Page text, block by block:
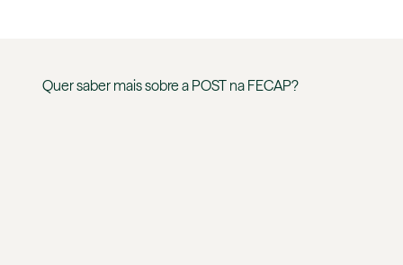
Quer saber mais sobre a POST na FECAP?